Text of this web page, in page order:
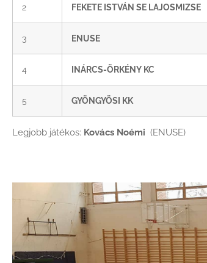
2 FEKETE ISTVÁN SE LAJOSMIZSE
3 ENUSE
4 INÁRCS-ÖRKÉNY KC
5 GYÖNGYÖSI KK
Legjobb játékos: Kovács Noémi (ENUSE)